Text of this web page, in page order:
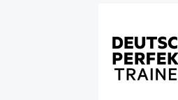
Inhalt